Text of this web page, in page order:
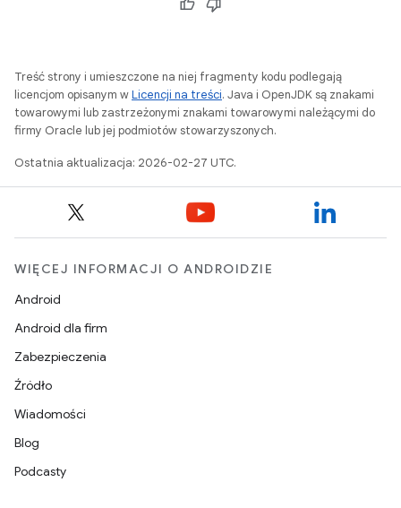
Treść strony i umieszczone na niej fragmenty kodu podlegają
licencjom opisanym wLicencji na treści. Java i OpenJDK są znakami
towarowymi lub zastrzeżonymi znakami towarowymi należącymi do
firmy Oracle lub jej podmiotów stowarzyszonych.
Ostatnia aktualizacja: 2026-02-27 UTC.
WIĘCEJ INFORMACJI O ANDROIDZIE
Android
Android dla firm
Zabezpieczenia
Źródło
Wiadomości
Blog
Podcasty